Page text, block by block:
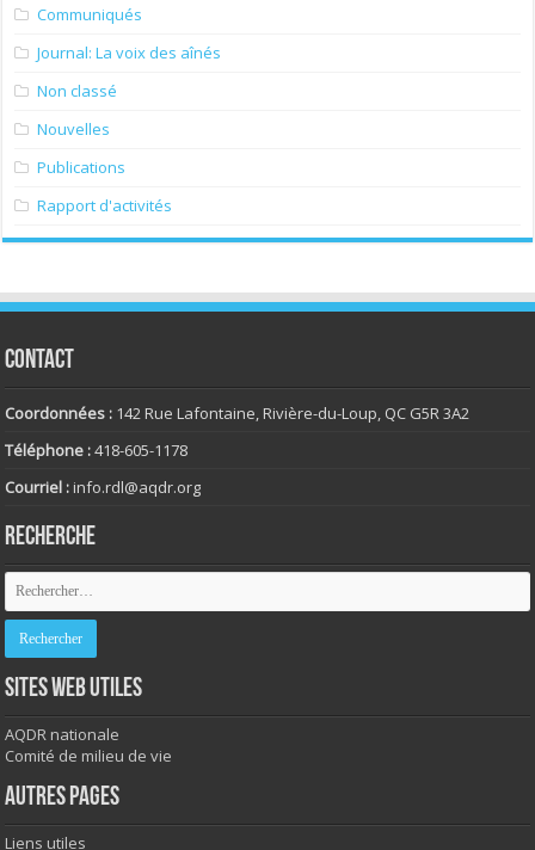
Communiqués
Journal: La voix des aînés
Non classé
Nouvelles
Publications
Rapport d'activités
CONTACT
Coordonnées : 142 Rue Lafontaine, Rivière-du-Loup, QC G5R 3A2
Téléphone :418-605-1178
Courriel : info.rdl@aqdr.org
RECHERCHE
SITES WEB UTILES
AQDR nationale
Comité de milieu de vie
AUTRES PAGES
Liens utiles